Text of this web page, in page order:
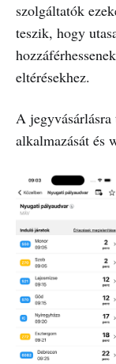
szolgáltatók
teszik, hogy
eltérésekhez.
A
alkalmazását és